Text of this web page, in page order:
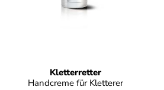
Kletterretter
Handcreme für Kletterer